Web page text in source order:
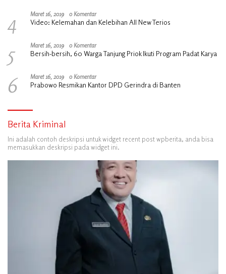
4 Maret 16, 2019 0 Komentar
Video: Kelemahan dan Kelebihan All New Terios
5 Maret 16, 2019 0 Komentar
Bersih-bersih, 60 Warga Tanjung Priok Ikuti Program Padat Karya
6 Maret 16, 2019 0 Komentar
Prabowo Resmikan Kantor DPD Gerindra di Banten
Berita Kriminal
Ini adalah contoh deskripsi untuk widget recent post wpberita, anda bisa
memasukkan deskripsi pada widget ini.